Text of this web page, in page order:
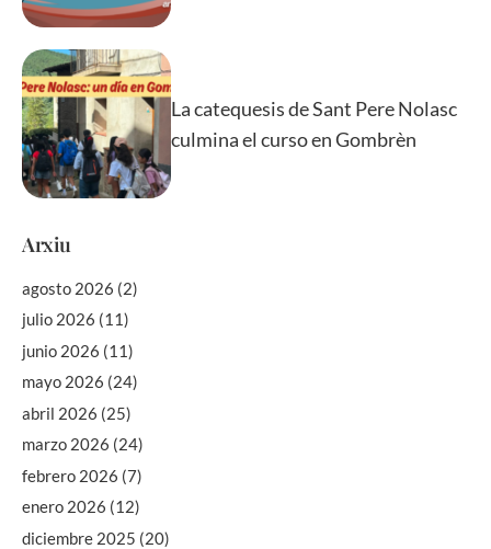
La catequesis de Sant Pere Nolasc
culmina el curso en Gombrèn
Arxiu
agosto 2026 (2)
julio 2026 (11)
junio 2026 (11)
mayo 2026 (24)
abril 2026 (25)
marzo 2026 (24)
febrero 2026 (7)
enero 2026 (12)
diciembre 2025 (20)